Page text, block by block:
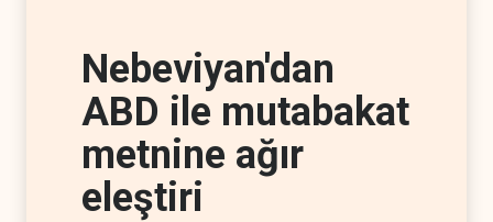
Nebeviyan'dan
ABD ile mutabakat
metnine ağır
eleştiri